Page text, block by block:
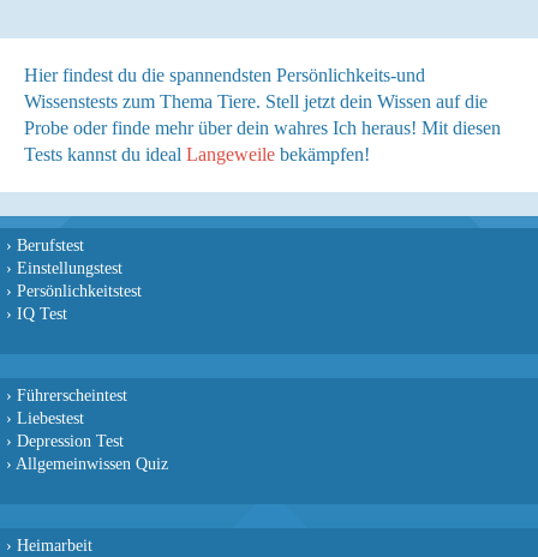
Hier findest du die spannendsten Persönlichkeits-und
Wissenstests zum Thema Tiere. Stell jetzt dein Wissen auf die
Probe oder finde mehr über dein wahres Ich heraus! Mit diesen
Tests kannst du ideal Langeweile bekämpfen!
› Berufstest
› Einstellungstest
› Persönlichkeitstest
› IQ Test
› Führerscheintest
› Liebestest
› Depression Test
› Allgemeinwissen Quiz
› Heimarbeit